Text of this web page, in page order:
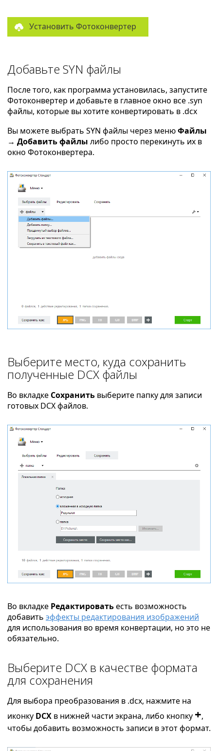
Установить Фотоконвертер
Добавьте SYN файлы
После того, как программа установилась, запустите
Фотоконвертер и добавьте в главное окно все .syn
файлы, которые вы хотите конвертировать в .dcx
Вы можете выбрать SYN файлы через менюФайлы
→ Добавить файлы либо просто перекинуть их в
окно Фотоконвертера.
Выберите место, куда сохранить
полученные DCX файлы
Во вкладке Сохранить выберите папку для записи
готовых DCX файлов.
Во вкладке Редактироватьесть возможность
добавить эффекты редактирования изображений
для использования во время конвертации, но это не
обязательно.
Выберите DCX в качестве формата
для сохранения
Для выбора преобразования в .dcx, нажмите на
иконку DCX в нижней части экрана, либо кнопку +,
чтобы добавить возможность записи в этот формат.